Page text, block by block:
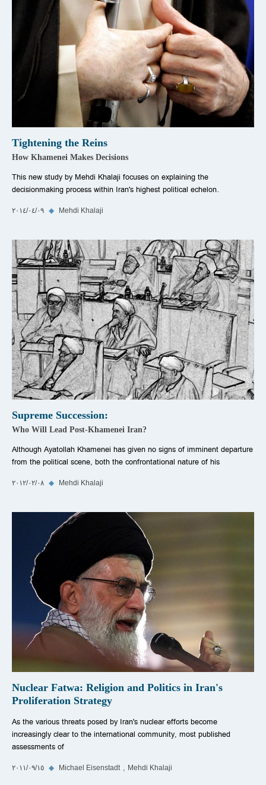
Tightening the Reins
How Khamenei Makes Decisions
This new study by Mehdi Khalaji focuses on explaining the
decisionmaking process within Iran's highest political echelon.
٠٩‏/٠٤‏/٢٠١٤ ◆ Mehdi Khalaji
Supreme Succession:
Who Will Lead Post-Khamenei Iran?
Although Ayatollah Khamenei has given no signs of imminent departure
from the political scene, both the confrontational nature of his
٠٨‏/٠٢‏/٢٠١٢ ◆ Mehdi Khalaji
Nuclear Fatwa: Religion and Politics in Iran's
Proliferation Strategy
As the various threats posed by Iran's nuclear efforts become
increasingly clear to the international community, most published
assessments of
١٥‏/٠٩‏/٢٠١١ ◆ Michael Eisenstadt Mehdi Khalaji